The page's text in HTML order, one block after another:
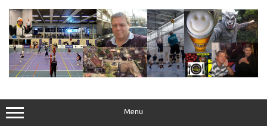
naar
inhoud
Menu